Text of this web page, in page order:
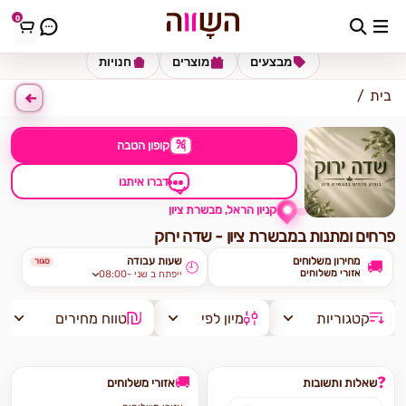
0 כתובת למשלוח הזינו כתובת
חנויות מוצרים מבצעים
בית
% קופון הטבה
דברו איתנו
קניון הראל, מבשרת ציון
פרחים ומתנות במבשרת ציון - שדה ירוק
מחירון משלוחים
אזורי משלוחים 🚚 שעות עבודה סגור
08:00- ייפתח ב שני 🕘
קטגוריות מיון לפי טווח מחירים
❓שאלות ותשובות 🚚אזורי משלוחים